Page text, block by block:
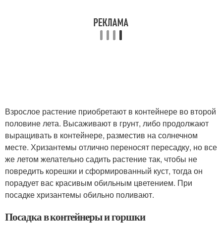
Взрослое растение приобретают в контейнере во второй
половине лета. Высаживают в грунт, либо продолжают
выращивать в контейнере, разместив на солнечном
месте. Хризантемы отлично переносят пересадку, но все
же летом желательно садить растение так, чтобы не
повредить корешки и сформированный куст, тогда он
порадует вас красивым обильным цветением. При
посадке хризантемы обильно поливают.
Посадка в контейнеры и горшки